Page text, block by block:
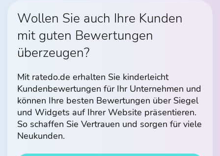
Wollen Sie auch Ihre Kunden
mit guten Bewertungen
überzeugen?
Mit ratedo.de erhalten Sie kinderleicht
Kundenbewertungen für Ihr Unternehmen und
können Ihre besten Bewertungen über Siegel
und Widgets auf Ihrer Website präsentieren.
So schaffen Sie Vertrauen und sorgen für viele
Neukunden.